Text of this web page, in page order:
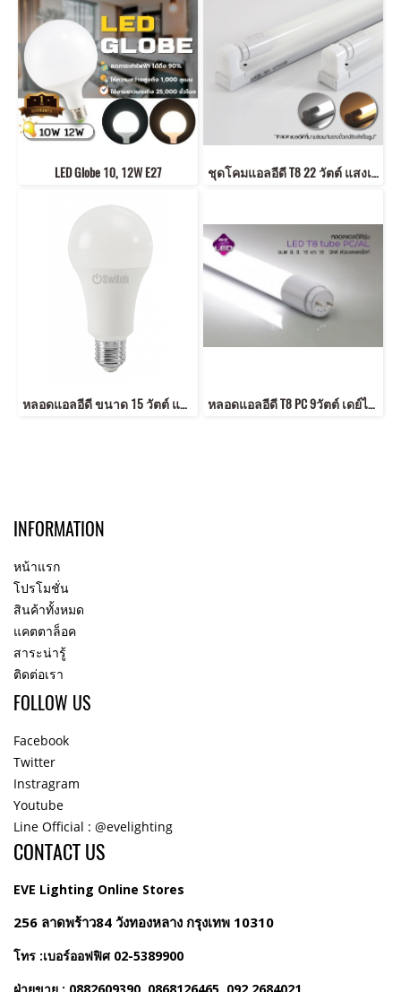
LED Globe 10, 12W E27 ชุดโคมแอลอีดี T8 22 วัตต์ แสงเหลือง หลอดยาว หลอดประหยัดไฟ ทดแทนหลอดนีออน LED Set T8 ECO-Switch 22w Warmwhite
หลอดแอลอีดี ขนาด 15 วัตต์ แสงขาวเดย์ไลท์ และแสงเหลืองวอร์มไวท์ LED A60 NOC 15w Warmwhite E27 หลอดแอลอีดี T8 PC 9วัตต์ เดย์ไลท์ ขั้ว G13 อายุงาน 50,000 ชั่วโมง แสงขาว Daylight รับประกัน 3 ปี
INFORMATION
หน้าแรก
โปรโมชั่น
สินค้าทั้งหมด
แคตตาล็อค
สาระน่ารู้
ติดต่อเรา
FOLLOW US
Facebook
Twitter
Instragram
Youtube
Line Official : @evelighting
CONTACT US
EVE Lighting Online Stores
256 ลาดพร้าว84 วังทองหลาง กรุงเทพ 10310
โทร :เบอร์ออฟฟิศ 02-5389900
ฝ่ายขาย : 0882609390, 0868126465, 092 2684021